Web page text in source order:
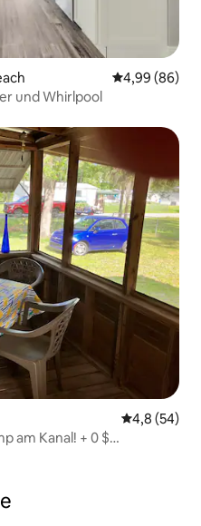
4,99 (86)
und Whirlpool
4,8 (54)
am Kanal! + 0 $